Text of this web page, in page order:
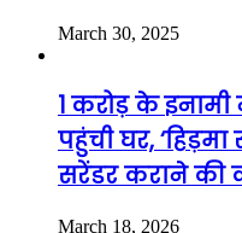
March 30, 2025
1 करोड़ के
पहुंची घर, ‘हिड़मा
सरेंडर कराने की
March 18, 2026